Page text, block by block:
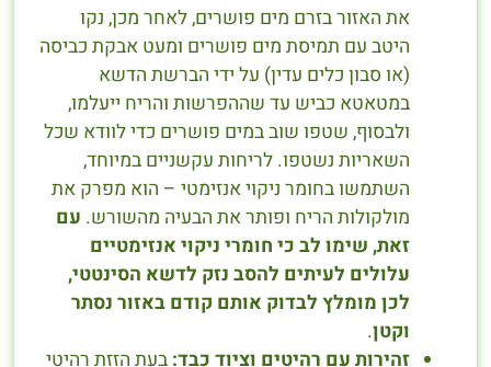
את האזור בזרם מים פושרים, לאחר מכן, נקו
היטב עם תמיסת מים פושרים ומעט אבקת כביסה
(או סבון כלים עדין) על ידי הברשת הדשא
במטאטא כביש עד שההפרשות והריח ייעלמו,
ולבסוף, שטפו שוב במים פושרים כדי לוודא שכל
השאריות נשטפו. לריחות עקשניים במיוחד,
השתמשו בחומר ניקוי אנזימטי – הוא מפרק את
מולקולות הריח ופותר את הבעיה מהשורש. עם
זאת, שימו לב כי חומרי ניקוי אנזימטיים
עלולים לעיתים להסב נזק לדשא הסינטטי,
לכן מומלץ לבדוק אותם קודם באזור נסתר
וקטן.
זהירות עם רהיטים וציוד כבד: בעת הזזת רהיטי